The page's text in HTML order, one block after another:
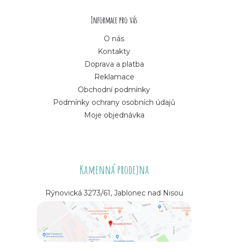
Informace pro vás
O nás
Kontakty
Doprava a platba
Reklamace
Obchodní podmínky
Podmínky ochrany osobních údajů
Moje objednávka
Kamenná prodejna
Rýnovická 3273/61, Jablonec nad Nisou